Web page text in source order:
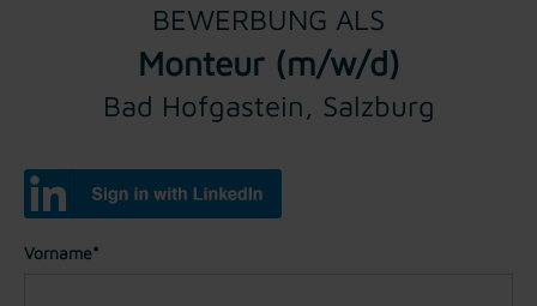
BEWERBUNG ALS
Monteur (m/w/d)
Bad Hofgastein, Salzburg
Vorname*